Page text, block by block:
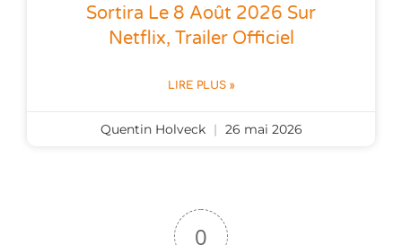
Sortira Le 8 Août 2026 Sur
Netflix, Trailer Officiel
LIRE PLUS »
Quentin Holveck 26 mai 2026
0